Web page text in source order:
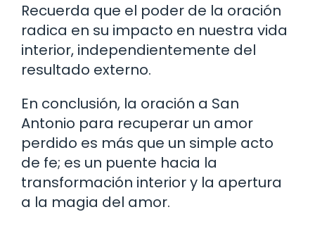
Recuerda que el poder de la oración
radica en su impacto en nuestra vida
interior, independientemente del
resultado externo.
En conclusión, la oración a San
Antonio para recuperar un amor
perdido es más que un simple acto
de fe; es un puente hacia la
transformación interior y la apertura
a la magia del amor.